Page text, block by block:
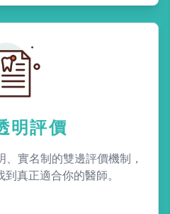
明評價
實名制的雙邊評價機制，
真正適合你的醫師。